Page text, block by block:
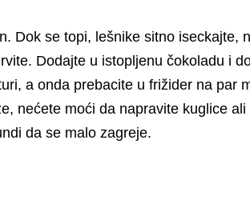
Dok se topi, lešnike sitno iseckajte,
Dodajte u istopljenu čokoladu i
a onda prebacite u frižider na par
nećete moći da napravite kuglice
da se malo zagreje.